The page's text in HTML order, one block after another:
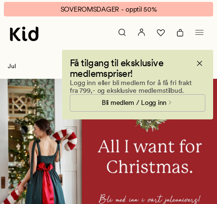
Alt
du
trenger
og
juledekor
banner.
Klikk
ESCAPE
pause.
SOVEROMSDAGER - opptil 50%
Få tilgang til eksklusive
medlemspriser!
Logg inn eller bli medlem for å få fri frakt
fra 799,- og eksklusive medlemstilbud.
Bli medlem / Logg inn
Jul